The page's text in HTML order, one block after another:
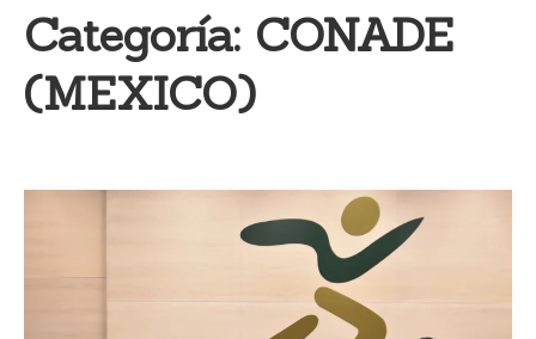
Categoría: CONADE
(MEXICO)